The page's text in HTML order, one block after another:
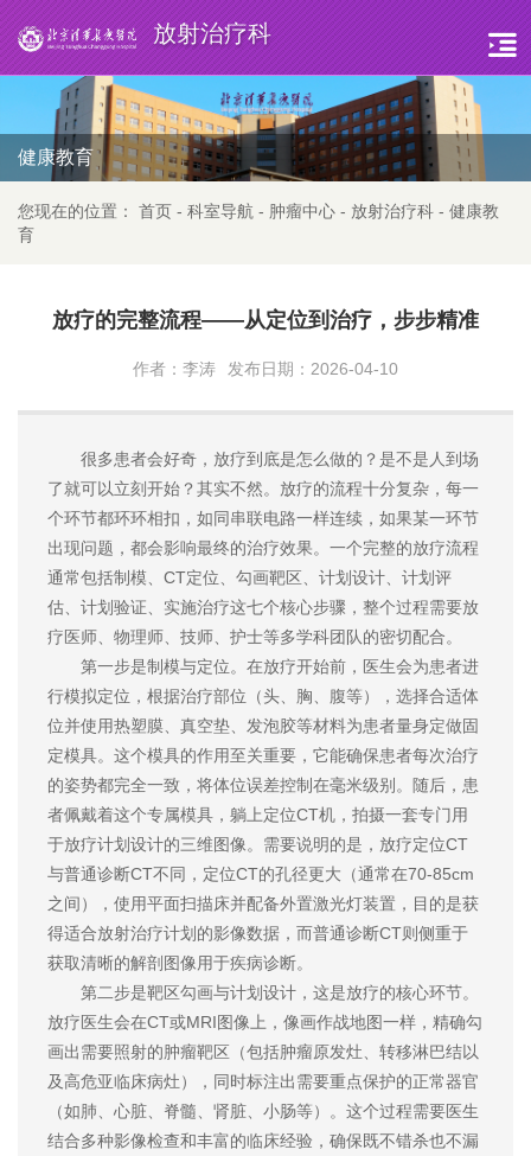
放射治疗科
健康教育
您现在的位置： 首页 - 科室导航 - 肿瘤中心 - 放射治疗科 - 健康教
育
放疗的完整流程——从定位到治疗，步步精准
作者：李涛 发布日期：2026-04-10
很多患者会好奇，放疗到底是怎么做的？是不是人到场
了就可以立刻开始？其实不然。放疗的流程十分复杂，每一
个环节都环环相扣，如同串联电路一样连续，如果某一环节
出现问题，都会影响最终的治疗效果。一个完整的放疗流程
通常包括制模、CT定位、勾画靶区、计划设计、计划评
估、计划验证、实施治疗这七个核心步骤，整个过程需要放
疗医师、物理师、技师、护士等多学科团队的密切配合。
第一步是制模与定位。在放疗开始前，医生会为患者进
行模拟定位，根据治疗部位（头、胸、腹等），选择合适体
位并使用热塑膜、真空垫、发泡胶等材料为患者量身定做固
定模具。这个模具的作用至关重要，它能确保患者每次治疗
的姿势都完全一致，将体位误差控制在毫米级别。随后，患
者佩戴着这个专属模具，躺上定位CT机，拍摄一套专门用
于放疗计划设计的三维图像。需要说明的是，放疗定位CT
与普通诊断CT不同，定位CT的孔径更大（通常在70-85cm
之间），使用平面扫描床并配备外置激光灯装置，目的是获
得适合放射治疗计划的影像数据，而普通诊断CT则侧重于
获取清晰的解剖图像用于疾病诊断。
第二步是靶区勾画与计划设计，这是放疗的核心环节。
放疗医生会在CT或MRI图像上，像画作战地图一样，精确勾
画出需要照射的肿瘤靶区（包括肿瘤原发灶、转移淋巴结以
及高危亚临床病灶），同时标注出需要重点保护的正常器官
（如肺、心脏、脊髓、肾脏、小肠等）。这个过程需要医生
结合多种影像检查和丰富的临床经验，确保既不错杀也不漏